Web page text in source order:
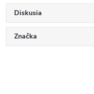
Diskusia
Značka